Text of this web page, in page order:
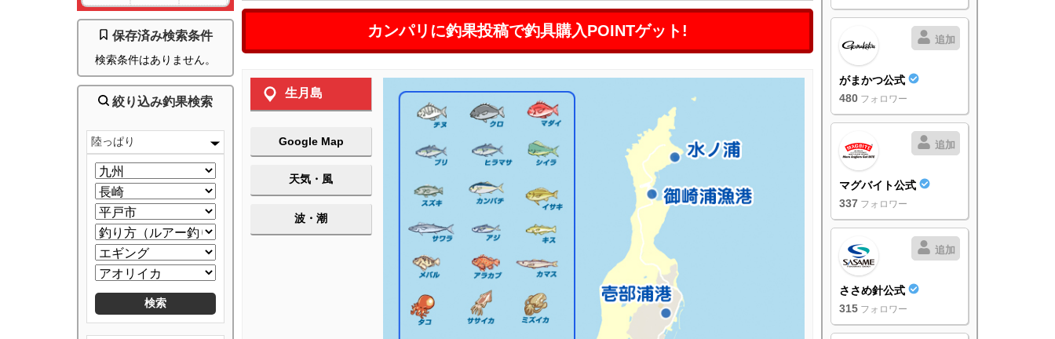
保存済み検索条件
検索条件はありません。
絞り込み釣果検索
陸っぱり
カンパリに釣果投稿で釣具購入POINTゲット!
生月島
Google Map
天気・風
波・潮
追加
がまかつ公式
480 フォロワー
追加
マグバイト公式
337 フォロワー
追加
ささめ針公式
315 フォロワー